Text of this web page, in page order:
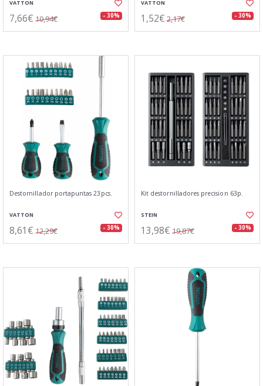
VATTON
7,66€ 10,94€ - 30%
VATTON
1,52€ 2,17€ - 30%
Destornillador portapuntas 23pcs.
VATTON
8,61€ 12,29€ - 30%
Kit destornilladores precision 63p.
STEIN
13,98€ 19,87€ - 30%